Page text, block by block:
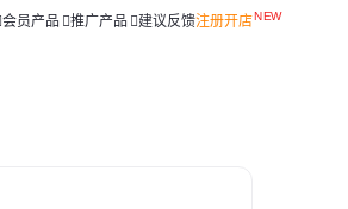
会员产品 推广产品 建议反馈注册开店